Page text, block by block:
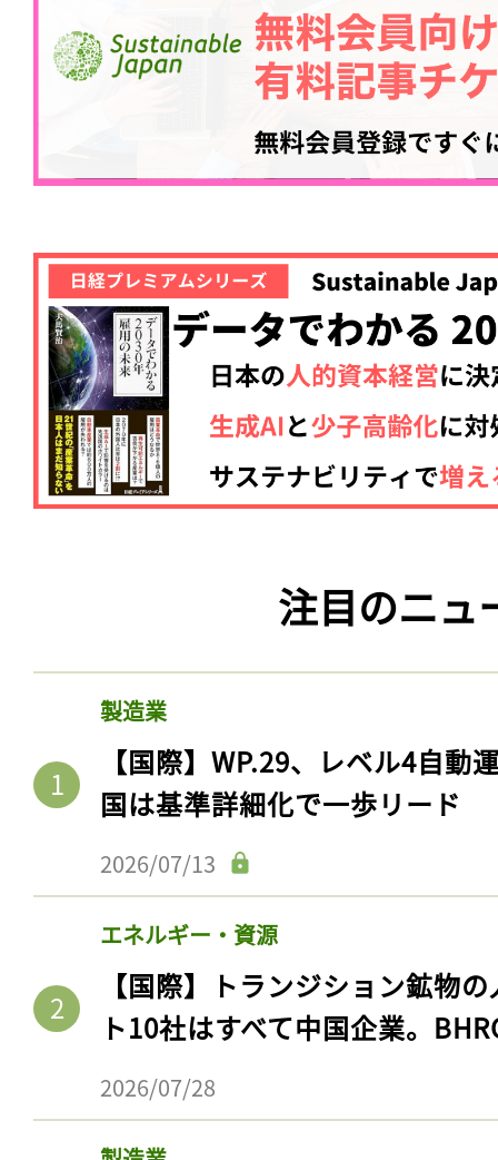
注目のニュ
製造業
【国際】WP.29、レベル4自動
国は基準詳細化で一歩リード
2026/07/13
エネルギー・資源
【国際】トランジション鉱物
ト10社はすべて中国企業。
2026/07/28